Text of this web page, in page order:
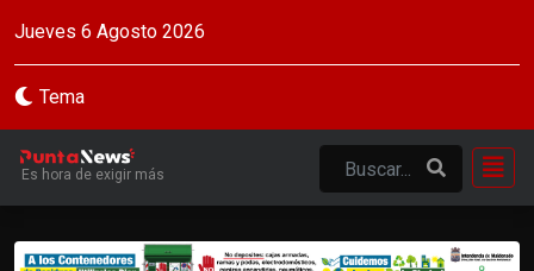
Jueves 6 Agosto 2026
Tema
Es hora de exigir más